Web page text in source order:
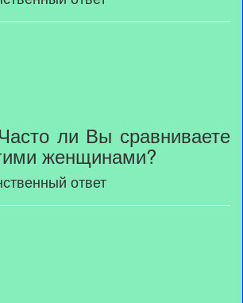
ли Вы сравниваете
женщинами?
ответ